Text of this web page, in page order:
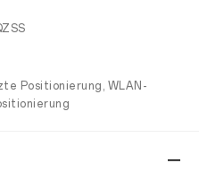
Positionierung, WLAN-